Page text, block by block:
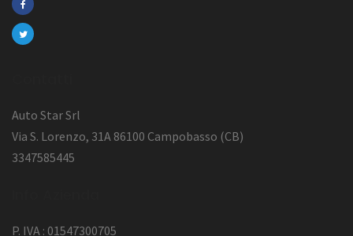
Auto Star Srl
Via S. Lorenzo, 31A 86100 Campobasso (CB)
3347585445
P. IVA : 01547300705